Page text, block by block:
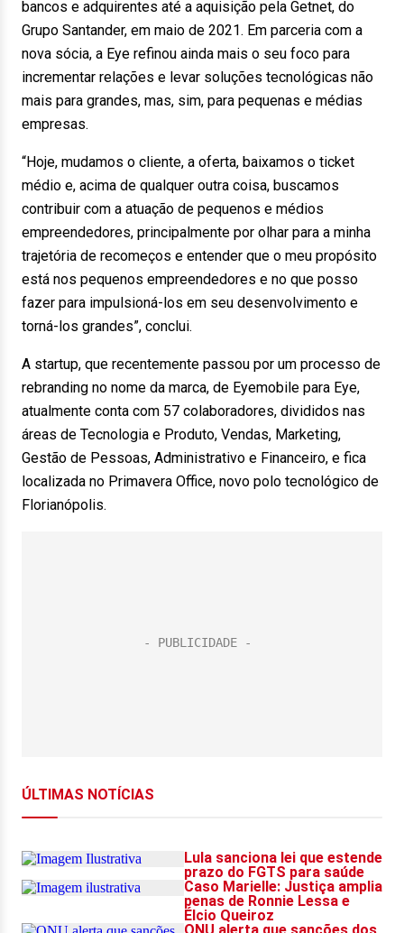
bancos e adquirentes até a aquisição pela Getnet, do
Grupo Santander, em maio de 2021. Em parceria com a
nova sócia, a Eye refinou ainda mais o seu foco para
incrementar relações e levar soluções tecnológicas não
mais para grandes, mas, sim, para pequenas e médias
empresas.
“Hoje, mudamos o cliente, a oferta, baixamos o ticket
médio e, acima de qualquer outra coisa, buscamos
contribuir com a atuação de pequenos e médios
empreendedores, principalmente por olhar para a minha
trajetória de recomeços e entender que o meu propósito
está nos pequenos empreendedores e no que posso
fazer para impulsioná-los em seu desenvolvimento e
torná-los grandes”, conclui.
A startup, que recentemente passou por um processo de
rebranding no nome da marca, de Eyemobile para Eye,
atualmente conta com 57 colaboradores, divididos nas
áreas de Tecnologia e Produto, Vendas, Marketing,
Gestão de Pessoas, Administrativo e Financeiro, e fica
localizada no Primavera Office, novo polo tecnológico de
Florianópolis.